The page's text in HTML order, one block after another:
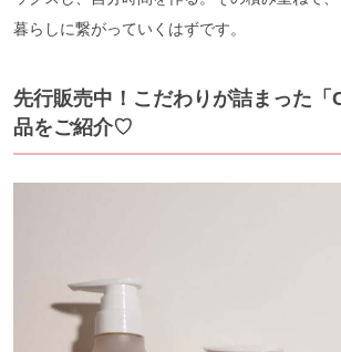
暮らしに繋がっていくはずです。
先行販売中！こだわりが詰まった「
品をご紹介♡